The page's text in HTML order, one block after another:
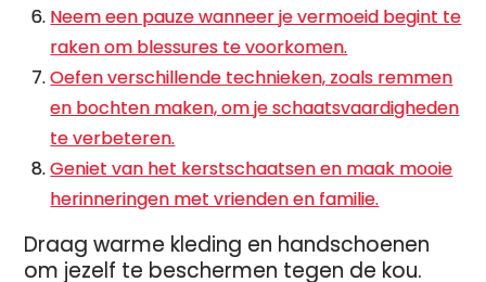
Neem een pauze wanneer je vermoeid begint te
raken om blessures te voorkomen.
Oefen verschillende technieken, zoals remmen
en bochten maken, om je schaatsvaardigheden
te verbeteren.
Geniet van het kerstschaatsen en maak mooie
herinneringen met vrienden en familie.
Draag warme kleding en handschoenen
om jezelf te beschermen tegen de kou.